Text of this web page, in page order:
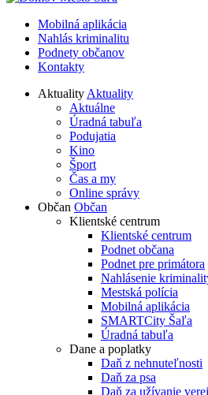
Mobilná aplikácia
Nahlás kriminalitu
Podnety občanov
Kontakty
AktualityAktuality
Aktuálne
Úradná tabuľa
Podujatia
Kino
Šport
Čas a my
Online správy
Občan Občan
Klientské centrum
Klientské centrum
Podnet občana
Podnet pre primátora
Nahlásenie
Mestská polícia
Mobilná aplikácia
SMARTCity Šaľa
Úradná tabuľa
Dane a poplatky
Daň z nehnuteľnosti
Daň za psa
Daň za užívanie